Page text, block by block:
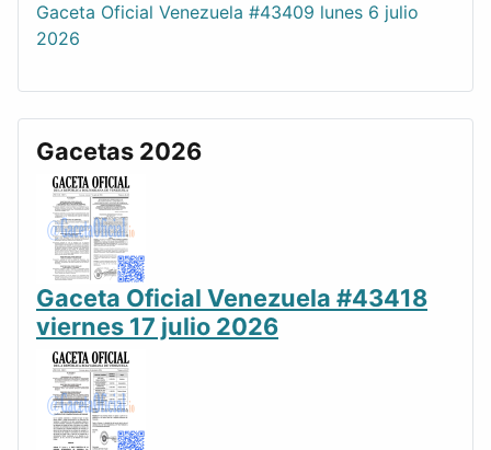
Gaceta Oficial Venezuela #43409 lunes 6 julio
2026
Gacetas 2026
Gaceta Oficial Venezuela #43418
viernes 17 julio 2026